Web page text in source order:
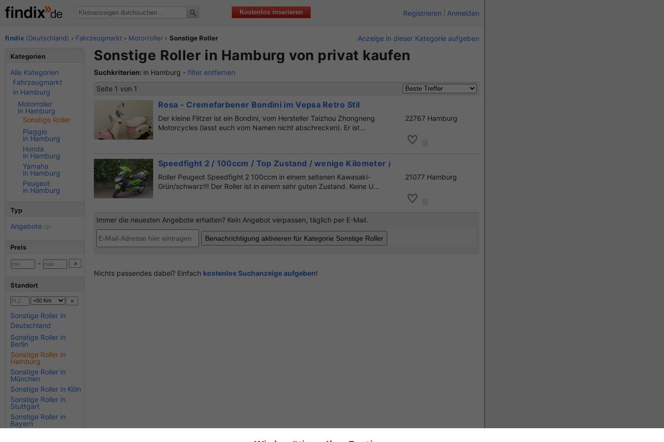
Kostenlos inserieren Registrieren Anmelden
findix (Deutschland) › Fahrzeugmarkt › Motorroller ›Sonstige Roller Anzeige in dieser Kategorie aufgeben
Sonstige Roller in Hamburg von privat kaufen
Suchkriterien: in Hamburg - filter entfernen
Seite 1 von 1
Rosa - Cremefarbener Bondini im Vepsa Retro Stil
Der kleine Flitzer ist ein Bondini, vom Hersteller Taizhou Zhongneng
Motorcycles (lasst euch vom Namen nicht abschrecken). Er ist...
22767 Hamburg
Speedfight 2 / 100ccm / Top Zustand / wenige Kilometer / 1.Hand
Roller Peugeot Speedfight 2 100ccm in einem seltenen Kawasaki-
Grün/schwarz!!! Der Roller ist in einem sehr guten Zustand. Keine U...
21077 Hamburg
Immer die neuesten Angebote erhalten? Kein Angebot verpassen, täglich per E-Mail.
Nichts passendes dabei? Einfach kostenlos Suchanzeige aufgeben!
Kategorien
Alle Kategorien
Fahrzeugmarkt
in Hamburg
Motorroller
in Hamburg
Sonstige Roller
Piaggio
in Hamburg
Honda
in Hamburg
Yamaha
in Hamburg
Peugeot
in Hamburg
Typ
Angebote (2)
Preis
-
Standort
Sonstige Roller in
Deutschland
Sonstige Roller in
Berlin
Sonstige Roller in
Hamburg
Sonstige Roller in
München
Sonstige Roller in Köln
Sonstige Roller in
Stuttgart
Sonstige Roller in
Bayern